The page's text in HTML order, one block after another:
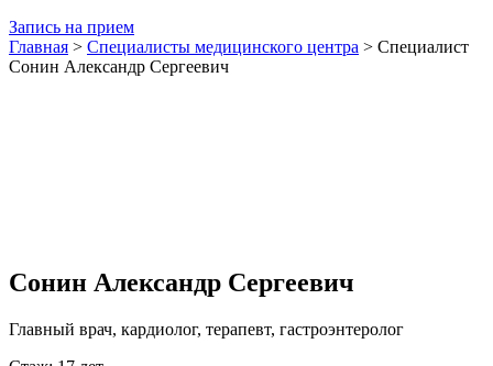
Запись на прием
Главная > Специалисты медицинского центра > Специалист
Сонин Александр Сергеевич
Сонин Александр Сергеевич
Главный врач, кардиолог, терапевт, гастроэнтеролог